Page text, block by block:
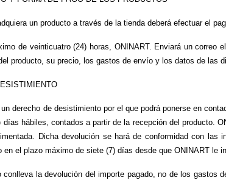
un producto a través de la tienda deberá efectuar el
de veinticuatro (24) horas, ONINART. Enviará un correo
producto, su precio, los gastos de envío y los datos de las
derecho de desistimiento por el que podrá ponerse en
días hábiles, contados a partir de la recepción del producto.
Dicha devolución se hará de conformidad con
en el plazo máximo de siete (7) días desde que ONINART le
la devolución del importe pagado, no de los gastos